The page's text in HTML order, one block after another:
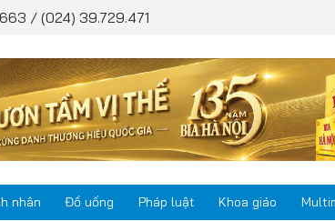
/ (024) 39.729.471
nhân Đồ uống Pháp luật Khoa giáo